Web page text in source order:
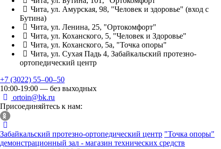
Чита, ул. Амурская, 98, "Человек и здоровье" (вход с
Бутина)
Чита, ул. Ленина, 25, "Ортокомфорт"
Чита, ул. Коханского, 5, "Человек и Здоровье"
Чита, ул. Коханского, 5а, "Точка опоры"
Чита, ул. Сухая Падь 4, Забайкальский протезно-
ортопедический центр
+7 (3022) 55‒00‒50
10:00-19:00 — без выходных
ortoin@bk.ru
Присоединяйтесь к нам:
Забайкальский протезно-ортопедический центр "Точка опоры"
демонстрационный зал - магазин технических средств